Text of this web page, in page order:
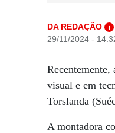
DA REDAÇÃO i
29/11/2024 -
Recentemente,
visual e em
Torslanda
A montadora